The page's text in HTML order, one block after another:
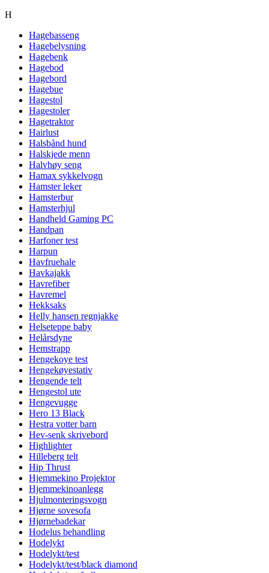
H
Hagebasseng
Hagebelysning
Hagebenk
Hagebod
Hagebord
Hagebue
Hagestol
Hagestoler
Hagetraktor
Hairlust
Halsbånd hund
Halskjede menn
Halvhøy seng
Hamax sykkelvogn
Hamster leker
Hamsterbur
Hamsterhjul
Handheld Gaming PC
Handpan
Harfoner test
Harpun
Havfruehale
Havkajakk
Havrefiber
Havremel
Hekksaks
Helly hansen regnjakke
Helseteppe baby
Helårsdyne
Hemstrapp
Hengekoye test
Hengekøyestativ
Hengende telt
Hengestol ute
Hengevugge
Hero 13 Black
Hestra votter barn
Hev-senk skrivebord
Highlighter
Hilleberg telt
Hip Thrust
Hjemmekino Projektor
Hjemmekinoanlegg
Hjulmonteringsvogn
Hjørne sovesofa
Hjørnebadekar
Hodelus behandling
Hodelykt
Hodelykt/test
Hodelykt/test/black diamond